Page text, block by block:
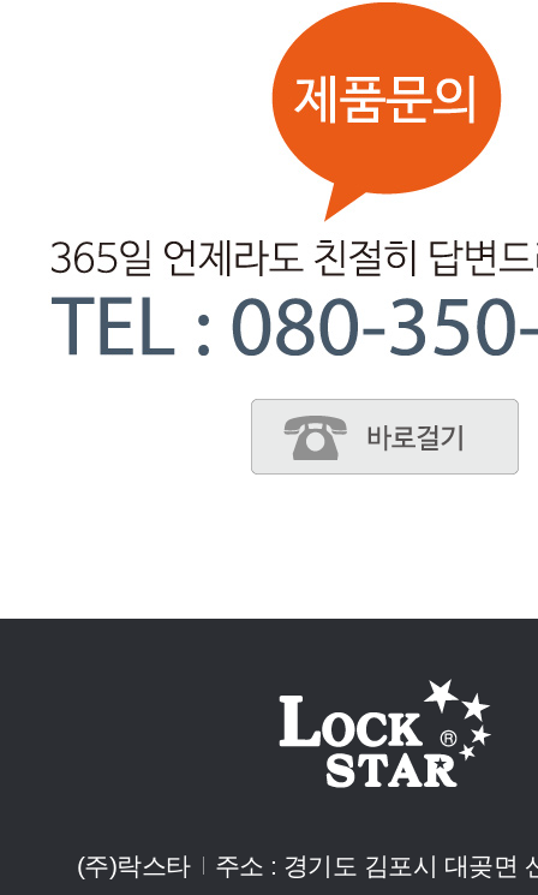
(주)락스타
주소 : 경기도 김포시 대곶면